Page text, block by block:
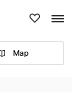
Map